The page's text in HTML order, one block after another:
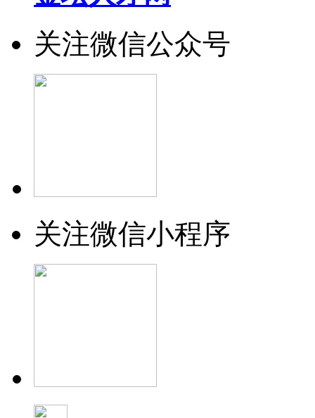
关注微信公众号
关注微信小程序